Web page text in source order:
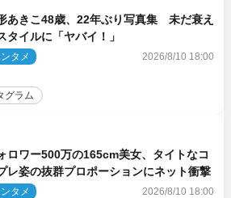
あきこ48歳、22年ぶり写真集 未だ衰え
タイルに「ヤバイ！」
タメ 2026/8/10 18:00
グラム
ロワー500万の165cm美女、タイトなコ
レ姿の抜群プロポーションにネット衝撃
タメ 2026/8/10 18:00